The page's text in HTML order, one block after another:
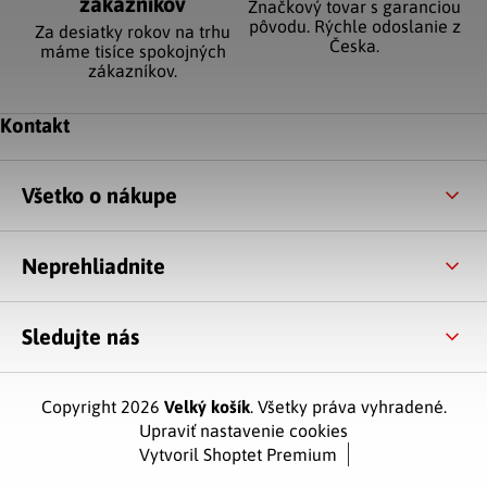
Za desiatky rokov na trhu
máme tisíce spokojných
zákazníkov.
Značkový tovar s garanciou
pôvodu. Rýchle odoslanie z
Česka.
Zápätie
Kontakt
Všetko o nákupe
Neprehliadnite
Sledujte nás
Vytvoril Shoptet Premium
Copyright 2026 Velký košík. Všetky práva vyhradené.
Upraviť nastavenie cookies